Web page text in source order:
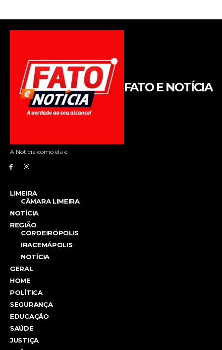
FATO E NOTÍCIA
A Noticia como ela é.
LIMEIRA
CÂMARA LIMEIRA
NOTÍCIA
REGIÃO
CORDEIRÓPOLIS
IRACEMÁPOLIS
NOTÍCIA
GERAL
HOME
POLÍTICA
SEGURANÇA
EDUCAÇÃO
SAÚDE
JUSTIÇA